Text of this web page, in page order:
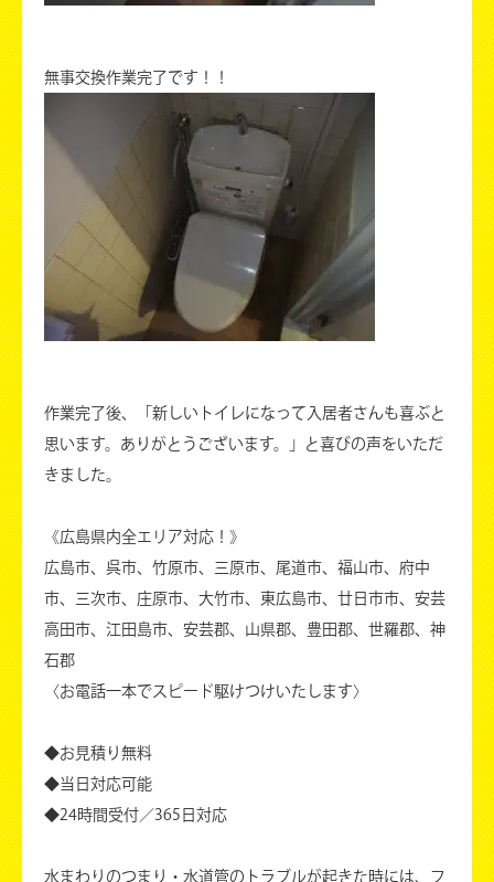
無事交換作業完了です！！
作業完了後、「新しいトイレになって入居者さんも喜ぶと
思います。ありがとうございます。」と喜びの声をいただ
きました。
《広島県内全エリア対応！》
広島市、呉市、竹原市、三原市、尾道市、福山市、府中
市、三次市、庄原市、大竹市、東広島市、廿日市市、安芸
高田市、江田島市、安芸郡、山県郡、豊田郡、世羅郡、神
石郡
〈お電話一本でスピード駆けつけいたします〉
◆お見積り無料
◆当日対応可能
◆24時間受付／365日対応
水まわりのつまり・水道管のトラブルが起きた時には、フ